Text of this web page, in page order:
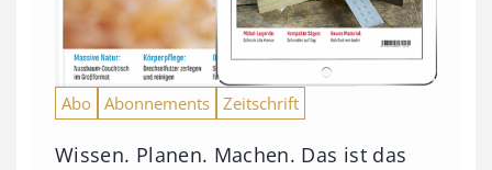
Abo Abonnements Zeitschrift
Wissen. Planen. Machen. Das ist das